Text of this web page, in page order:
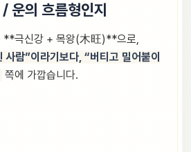
운의 흐름형인지
**극신강 + 목왕(木旺)**으로,
사람”이라기보다, “버티고 밀어붙이
쪽에 가깝습니다.